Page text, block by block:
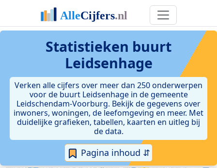
Statistieken buurt
Leidsenhage
Verken alle cijfers over meer dan 250 onderwerpen
voor de buurt Leidsenhage in de gemeente
Leidschendam-Voorburg. Bekijk de gegevens over
inwoners, woningen, de leefomgeving en meer. Met
duidelijke grafieken, tabellen, kaarten en uitleg bij
de data.
Pagina inhoud ⇵